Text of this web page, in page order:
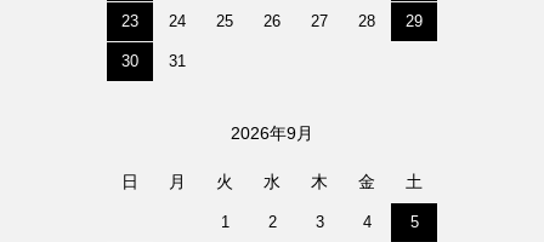
23 24 25 26 27 28 29
30 31
2026年9月
日 月 火 水 木 金 土
1 2 3 4 5